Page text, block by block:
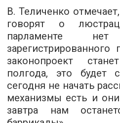
В. Теличенко
говорят о
парламенте
законопроект
полгода, это будет
сегодня не начать
механизмы есть и они
завтра нам